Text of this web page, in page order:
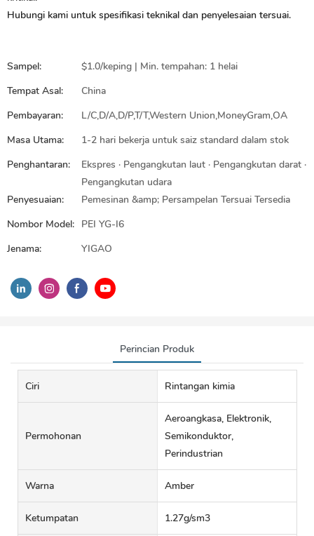
Hubungi kami untuk spesifikasi teknikal dan penyelesaian tersuai.
Sampel:
$1.0/keping | Min. tempahan: 1 helai
Tempat Asal:
China
Pembayaran:
L/C,D/A,D/P,T/T,Western Union,MoneyGram,OA
Masa Utama:
1-2 hari bekerja untuk saiz standard dalam stok
Penghantaran:
Ekspres · Pengangkutan laut · Pengangkutan darat ·
Pengangkutan udara
Penyesuaian:
Pemesinan &amp; Persampelan Tersuai Tersedia
Nombor Model: PEI YG-I6
Jenama:
YIGAO
Perincian Produk
Ciri Rintangan kimia
Permohonan
Aeroangkasa, Elektronik,
Semikonduktor,
Perindustrian
Warna Amber
Ketumpatan 1.27g/sm3